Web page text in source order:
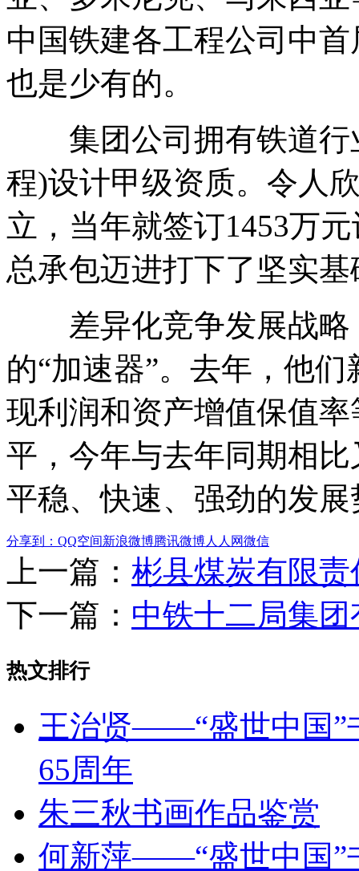
中国铁建各工程公司中
也是少有的。
集团公司拥有铁道行
程)设计甲级资质。令人
立，当年就签订1453万
总承包迈进打下了坚实基
差异化竞争发展战略
的“加速器”。去年，他
现利润和资产增值保值
平，今年与去年同期相
平稳、快速、强劲的发展
分享到： QQ空间新浪微博腾讯微博人人网微信
上一篇： 彬县煤炭有限责
下一篇： 中铁十二局集
热文排行
王治贤——“盛世中国”
65周年
朱三秋书画作品鉴赏
何新萍——“盛世中国”